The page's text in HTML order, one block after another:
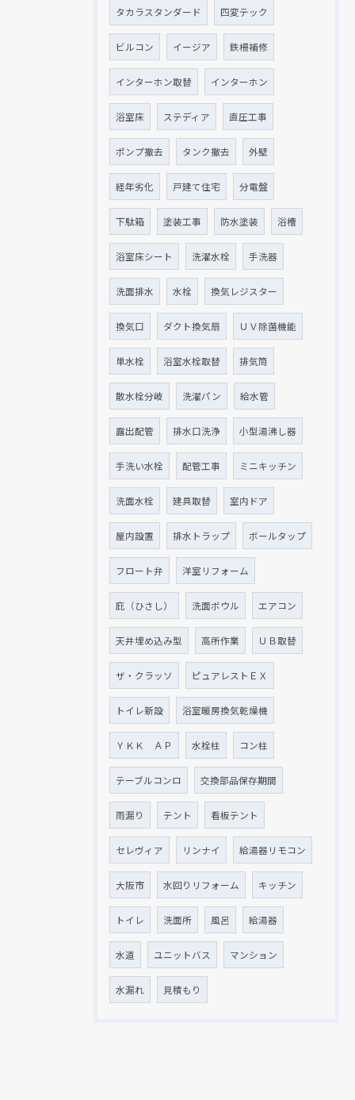
タカラスタンダード 四変テック
ビルコン イージア 鉄柵補修
インターホン取替 インターホン
浴室床 ステディア 直圧工事
ポンプ撤去 タンク撤去 外壁
経年劣化 戸建て住宅 分電盤
下駄箱 塗装工事 防水塗装 浴槽
浴室床シート 洗濯水栓 手洗器
洗面排水 水栓 換気レジスター
換気口 ダクト換気扇 ＵＶ除菌機能
単水栓 浴室水栓取替 排気筒
散水栓分岐 洗濯パン 給水管
露出配管 排水口洗浄 小型湯沸し器
手洗い水栓 配管工事 ミニキッチン
洗面水栓 建具取替 室内ドア
屋内設置 排水トラップ ボールタップ
フロート弁 洋室リフォーム
庇（ひさし） 洗面ボウル エアコン
天井埋め込み型 高所作業 ＵＢ取替
ザ・クラッソ ピュアレストＥＸ
トイレ新設 浴室暖房換気乾燥機
ＹＫＫ ＡＰ 水栓柱 コン柱
テーブルコンロ 交換部品保存期間
雨漏り テント 看板テント
セレヴィア リンナイ 給湯器リモコン
大阪市 水回りリフォーム キッチン
トイレ 洗面所 風呂 給湯器
水道 ユニットバス マンション
水漏れ 見積もり